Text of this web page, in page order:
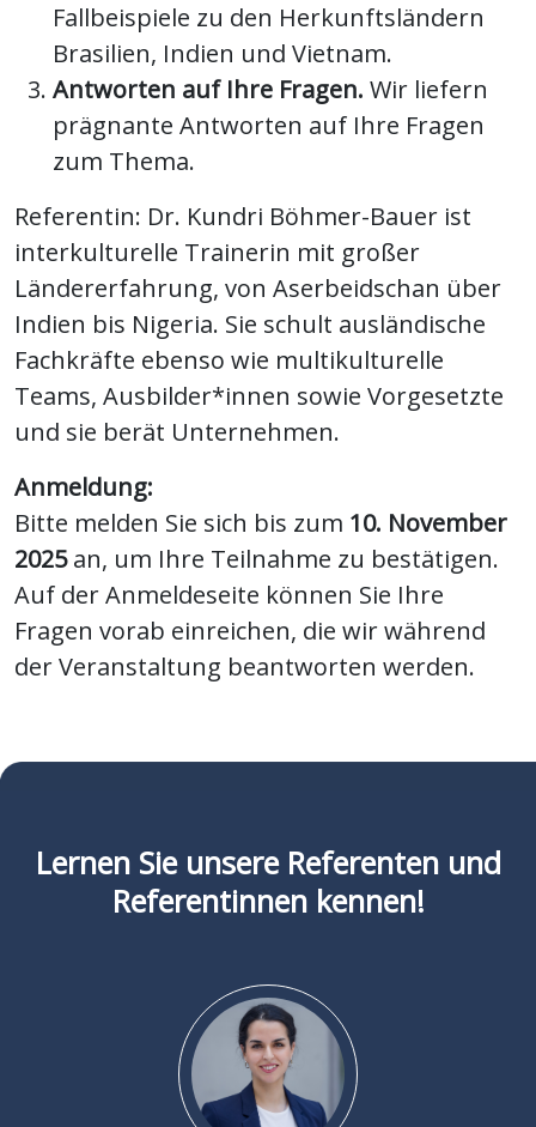
Fallbeispiele zu den Herkunftsländern
Brasilien, Indien und Vietnam.
Antworten auf Ihre Fragen. Wir liefern
prägnante Antworten auf Ihre Fragen
zum Thema.
Referentin: Dr. Kundri Böhmer-Bauer ist
interkulturelle Trainerin mit großer
Ländererfahrung, von Aserbeidschan über
Indien bis Nigeria. Sie schult ausländische
Fachkräfte ebenso wie multikulturelle
Teams, Ausbilder*innen sowie Vorgesetzte
und sie berät Unternehmen.
Anmeldung:
Bitte melden Sie sich bis zum 10. November
2025an, um Ihre Teilnahme zu bestätigen.
Auf der Anmeldeseite können Sie Ihre
Fragen vorab einreichen, die wir während
der Veranstaltung beantworten werden.
Lernen Sie unsere Referenten und
Referentinnen kennen!